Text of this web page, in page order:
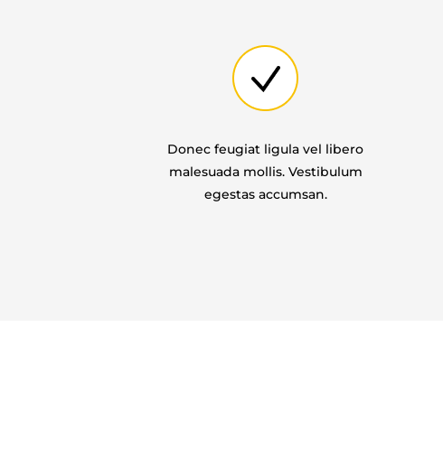
Donec feugiat ligula vel libero
malesuada mollis. Vestibulum
egestas accumsan.